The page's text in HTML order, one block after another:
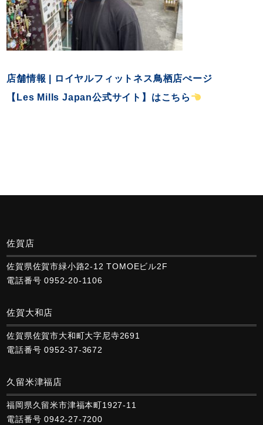
店舗情報 | ロイヤルフィットネス鳥栖店ぺージ
【Les Mills Japan公式サイト】はこちら
佐賀店
佐賀県佐賀市緑小路2-12 TOMOEビル2F
電話番号 0952-20-1106
佐賀大和店
佐賀県佐賀市大和町大字尼寺2691
電話番号 0952-37-3672
久留米津福店
福岡県久留米市津福本町1927-11
電話番号 0942-27-7200